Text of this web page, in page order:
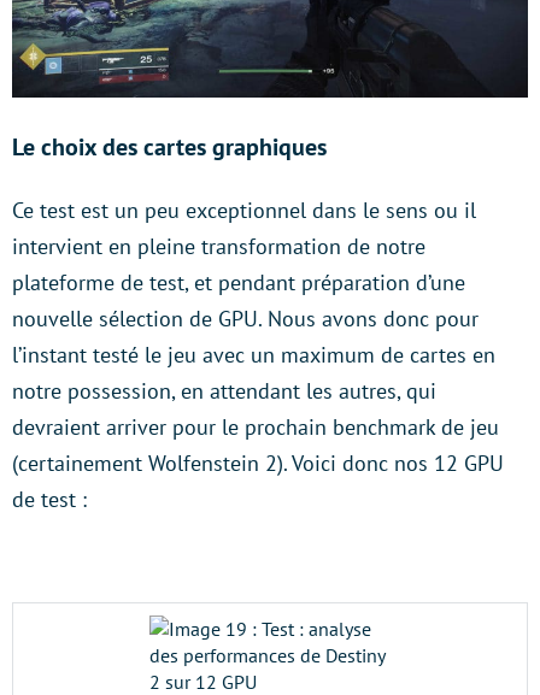
Le choix des cartes graphiques
Ce test est un peu exceptionnel dans le sens ou il
intervient en pleine transformation de notre
plateforme de test, et pendant préparation d’une
nouvelle sélection de GPU. Nous avons donc pour
l’instant testé le jeu avec un maximum de cartes en
notre possession, en attendant les autres, qui
devraient arriver pour le prochain benchmark de jeu
(certainement Wolfenstein 2). Voici donc nos 12 GPU
de test :